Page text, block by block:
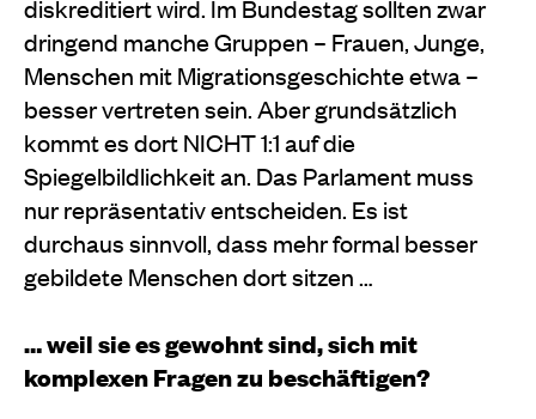
diskreditiert wird. Im Bundestag sollten zwar
dringend manche Gruppen – Frauen, Junge,
Menschen mit Migrationsgeschichte etwa –
besser vertreten sein. Aber grundsätzlich
kommt es dort NICHT 1:1 auf die
Spiegelbildlichkeit an. Das Parlament muss
nur repräsentativ entscheiden. Es ist
durchaus sinnvoll, dass mehr formal besser
gebildete Menschen dort sitzen …
… weil sie es gewohnt sind, sich mit
komplexen Fragen zu beschäftigen?